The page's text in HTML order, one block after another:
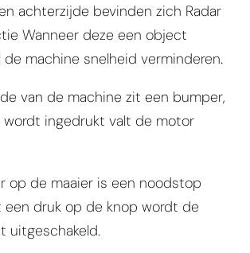
achterzijde bevinden zich Radar
Wanneer deze een object
de machinesnelheid verminderen.
van de machine zit een bumper,
wordt ingedruktvalt de motor
op de maaier is een noodstop
een druk op de knop wordt de
uitgeschakeld.